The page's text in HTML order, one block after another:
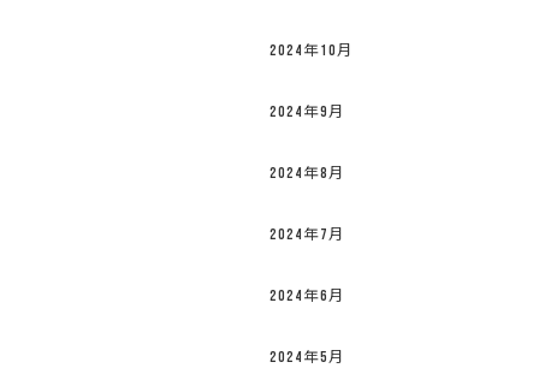
2024年10月
2024年9月
2024年8月
2024年7月
2024年6月
2024年5月